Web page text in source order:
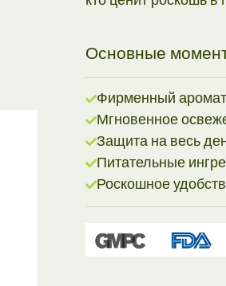
Основные
Фирменный
Мгновенное
Защита на весь
Питательные
Роскошное